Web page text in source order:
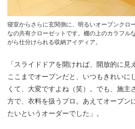
寝室からさらに玄関側に、明るいオープンクロ
なの共有クローゼットです。棚の上のカラフル
がら仕分けられる収納アイディア。
「スライドドアを開ければ、開放的に見
ここまでオープンだと、いつもきれいに
くて、大変ですよね（笑）。でも、施主
方で、衣料を扱うプロ。あえてオープン
たいというオーダーでした」。